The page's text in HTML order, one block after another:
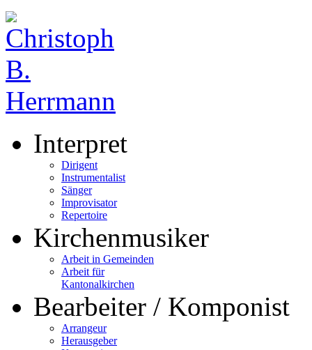
Interpret
Dirigent
Instrumentalist
Sänger
Improvisator
Repertoire
Kirchenmusiker
Arbeit in Gemeinden
Arbeit für
Kantonalkirchen
Bearbeiter / Komponist
Arrangeur
Herausgeber